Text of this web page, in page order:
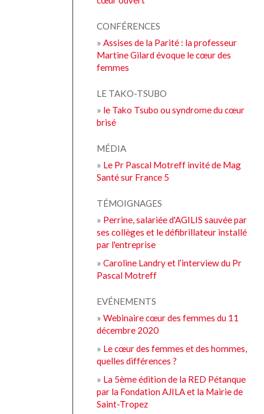
CONFÉRENCES
»Assises de la Parité : la professeur
Martine Gilard évoque le cœur des
femmes
LE TAKO-TSUBO
» le Tako Tsubo ou syndrome du cœur
brisé
MÉDIA
» Le Pr Pascal Motreff invité de Mag
Santé sur France 5
TÉMOIGNAGES
» Perrine, salariée d'AGILIS sauvée par
ses collèges et le défibrillateur installé
par l'entreprise
»Caroline Landry et l’interview du Pr
Pascal Motreff
EVÉNEMENTS
»Webinaire cœur des femmes du 11
décembre 2020
» Le cœur des femmes et des hommes,
quelles différences ?
» La 5ème édition de la RED Pétanque
par la Fondation AJILA et la Mairie de
Saint-Tropez